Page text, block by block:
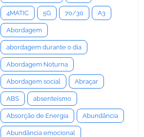
4MATIC 5G 70/30 A3
Abordagem
abordagem durante o dia
Abordagem Noturna
Abordagem social Abraçar
ABS absenteísmo
Absorção de Energia Abundância
Abundância emocional